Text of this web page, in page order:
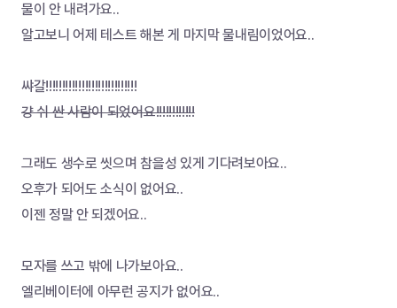
물이 안 내려가요..
알고보니 어제 테스트 해본 게 마지막 물내림이었어요..
쌰갈!!!!!!!!!!!!!!!!!!!!!!!!!!!!
걍 쉬 싼 사람이 되었어요!!!!!!!!!!!!
그래도 생수로 씻으며 참을성 있게 기다려보아요..
오후가 되어도 소식이 없어요..
이젠 정말 안 되겠어요..
모자를 쓰고 밖에 나가보아요..
엘리베이터에 아무런 공지가 없어요..